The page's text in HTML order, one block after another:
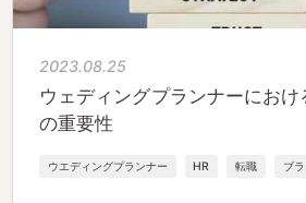
2023.08.25
ウェディングプランナーにお
の重要性
ウエディングプランナー HR 転職 ブ